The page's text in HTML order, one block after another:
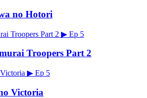
no Hotori
▶ Ep 5
Troopers Part 2
▶ Ep 5
Victoria